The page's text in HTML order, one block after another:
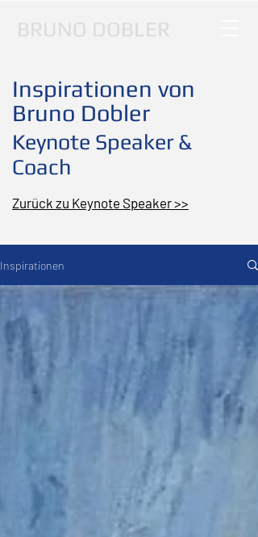
BRUNO DOBLER
Inspirationen von
Bruno Dobler
Keynote Speaker &
Coach
Zurück zu Keynote Speaker >>
Inspirationen